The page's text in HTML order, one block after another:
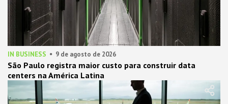
IN BUSINESS 9 de agosto de 2026
São Paulo registra maior custo para construir data
centers na América Latina